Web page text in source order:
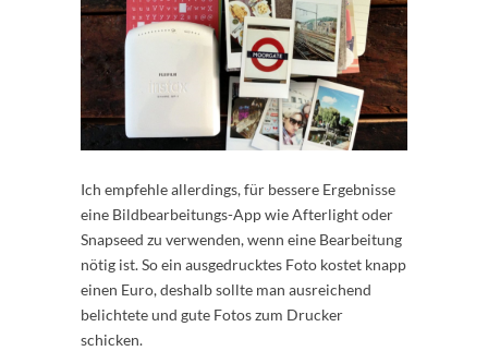
Ich empfehle allerdings, für bessere Ergebnisse
eine Bildbearbeitungs-App wie Afterlight oder
Snapseed zu verwenden, wenn eine Bearbeitung
nötig ist. So ein ausgedrucktes Foto kostet knapp
einen Euro, deshalb sollte man ausreichend
belichtete und gute Fotos zum Drucker
schicken.